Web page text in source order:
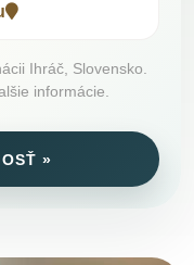
Ihráč, Slovensko.
informácie.
»